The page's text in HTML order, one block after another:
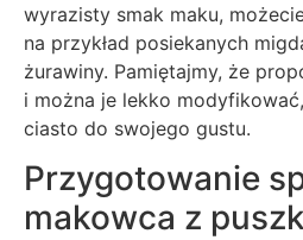
wyrazisty smak maku,
na przykład posiekanych
żurawiny. Pamiętajmy, że
i można je lekko
ciasto do swojego gustu.
Przygotowanie
makowca z